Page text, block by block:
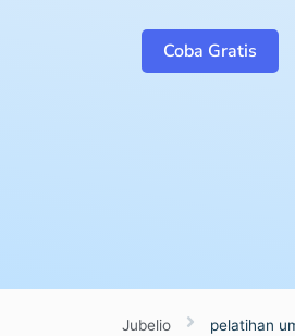
Coba Gratis
Jubelio pelatihan